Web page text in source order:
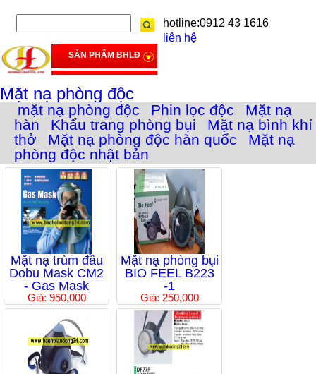
hotline:0912 43 1616
liên hệ
SẢN PHẨM BHLĐ
Mặt nạ phòng độc
mặt nạ phòng độc Phin lọc độc
Mặt nạ
hàn
Khẩu trang phòng bụi
Mặt nạ bình khí
thở
Mặt nạ phòng độc hàn quốc
Mặt nạ
phòng độc nhật bản
Mặt nạ trùm đầu
Dobu Mask CM2
- Gas Mask
Giá: 950,000
Mặt nạ phòng bụi
BIO FEEL B223
-1
Giá: 250,000